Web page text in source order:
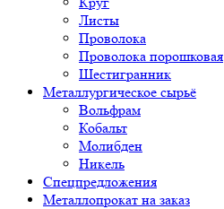
Листы
Проволока
Проволока порошковая
Шестигранник
Металлургическое сырьё
Вольфрам
Кобальт
Молибден
Никель
Спецпредложения
Металлопрокат на заказ